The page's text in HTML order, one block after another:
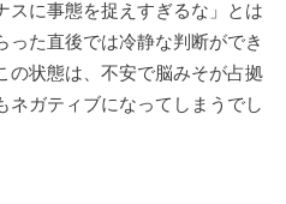
スに事態を捉えすぎるな」とは
った直後では冷静な判断ができ
の状態は、不安で脳みそが占拠
ネガティブになってしまうでし